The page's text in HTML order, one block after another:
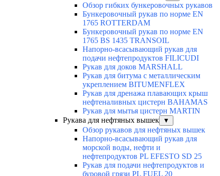
Обзор гибких бункеровочных рукавов
Бункеровочный рукав по норме EN
1765 ROTTERDAM
Бункеровочный рукав по норме EN
1765 BS 1435 TRANSOIL
Напорно-всасывающий рукав для
подачи нефтепродуктов FILICUDI
Рукав для доков MARSHALL
Рукав для битума с металлическим
укреплением BITUMENFLEX
Рукав для дренажа плавающих крыш
нефтеналивных цистерн BAHAMAS
Рукав для мытья цистерн MARTIN
Рукава для нефтяных вышек
▼
Обзор рукавов для нефтяных вышек
Напорно-всасывающий рукав для
морской воды, нефти и
нефтепродуктов PL EFESTO SD 25
Рукав для подачи нефтепродуктов и
буровой грязи PL FUEL 20